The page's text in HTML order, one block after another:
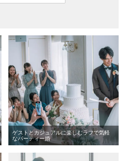
ゲストとカジュアルに楽しむラフで気軽
なパーティー婚